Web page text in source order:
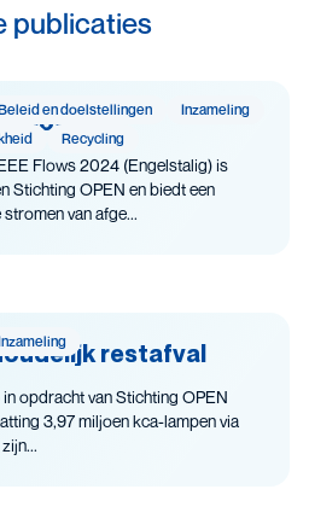
publicaties
en doelstellingen
Inzameling
Recycling
Flows
Flows 2024 (Engelstalig) is
Stichting OPEN en biedt een
van afge...
restafval
opdracht van Stichting OPEN
3,97 miljoen kca-lampen via